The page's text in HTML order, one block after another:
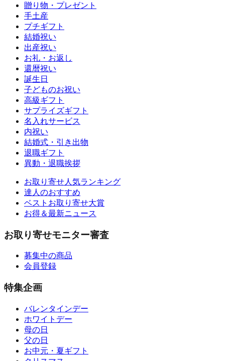
贈り物・プレゼント
手土産
プチギフト
結婚祝い
出産祝い
お礼・お返し
還暦祝い
誕生日
子どものお祝い
高級ギフト
サプライズギフト
名入れサービス
内祝い
結婚式・引き出物
退職ギフト
異動・退職挨拶
お取り寄せ人気ランキング
達人のおすすめ
ベストお取り寄せ大賞
お得＆最新ニュース
お取り寄せモニター審査
募集中の商品
会員登録
特集企画
バレンタインデー
ホワイトデー
母の日
父の日
お中元・夏ギフト